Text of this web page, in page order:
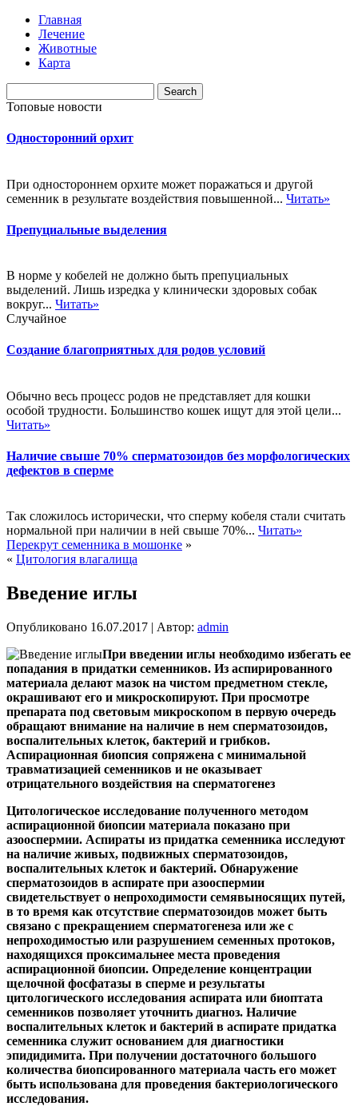
Главная
Лечение
Животные
Карта
Топовые новости
Односторонний орхит
При одностороннем орхите может поражаться и другой
семенник в результате воздействия повышенной... Читать»
Препуциальные выделения
В норме у кобелей не должно быть препуциальных
выделений. Лишь изредка у клинически здоровых собак
вокруг... Читать»
Случайное
Создание благоприятных для родов условий
Обычно весь процесс родов не представляет для кошки
особой трудности. Большинство кошек ищут для этой цели...
Читать»
Наличие свыше 70% сперматозоидов без морфологических
дефектов в сперме
Так сложилось исторически, что сперму кобеля стали считать
нормальной при наличии в ней свыше 70%... Читать»
Перекрут семенника в мошонке »
« Цитология влагалища
Введение иглы
Опубликовано 16.07.2017 | Автор: admin
При введении иглы необходимо избегать ее
попадания в придатки семенников. Из аспирированного
материала делают мазок на чистом предметном стекле,
окрашивают его и микроскопируют. При просмотре
препарата под световым микроскопом в первую очередь
обращают внимание на наличие в нем сперматозоидов,
воспалительных клеток, бактерий и грибков.
Аспирационная биопсия сопряжена с минимальной
травматизацией семенников и не оказывает
отрицательного воздействия на сперматогенез
Цитологическое исследование полученного методом
аспирационной биопсии материала показано при
азооспермии. Аспираты из придатка семенника исследуют
на наличие живых, подвижных сперматозоидов,
воспалительных клеток и бактерий. Обнаружение
сперматозоидов в аспирате при азооспермии
свидетельствует о непроходимости семявыносящих путей,
в то время как отсутствие сперматозоидов может быть
связано с прекращением сперматогенеза или же с
непроходимостью или разрушением семенных протоков,
находящихся проксимальнее места проведения
аспирационной биопсии. Определение концентрации
щелочной фосфатазы в сперме и результаты
цитологического исследования аспирата или биоптата
семенников позволяет уточнить диагноз. Наличие
воспалительных клеток и бактерий в аспирате придатка
семенника служит основанием для диагностики
эпидидимита. При получении достаточного большого
количества биопсированного материала часть его может
быть использована для проведения бактериологического
исследования.